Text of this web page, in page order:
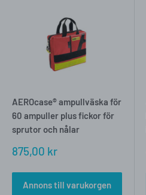
AEROcase® ampullväska för
60 ampuller plus fickor för
sprutor och nålar
Försäljningspris
875,00 kr
Annons till varukorgen